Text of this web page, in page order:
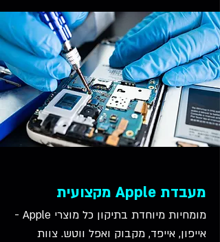
מעבדת Apple מקצועית
מומחיות מיוחדת בתיקון כל מוצרי Apple -
אייפון, אייפד, מקבוק ואפל ווטש. צוות